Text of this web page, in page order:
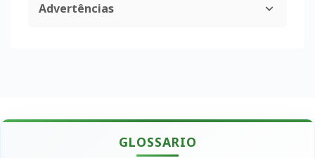
Advertências
GLOSSARIO